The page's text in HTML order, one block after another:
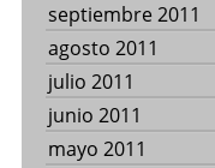
septiembre 2011
agosto 2011
julio 2011
junio 2011
mayo 2011